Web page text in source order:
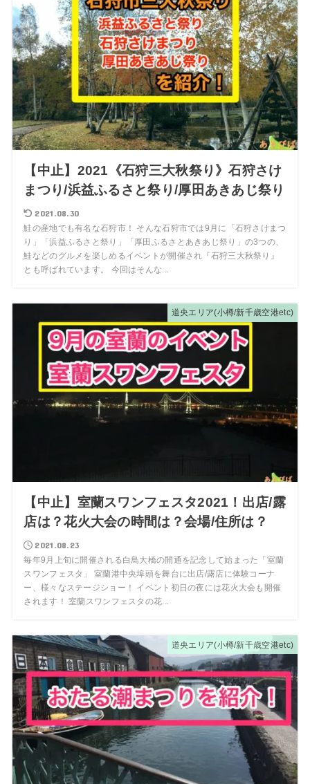
【中止】2021《石狩三大秋祭り》石狩さけ
まつり/浜益ふるさと祭り/厚田あきあじ祭り
2021.08.30
鮭の産地でも有名な石狩市！ そんな石狩市では9月に「石狩さけまつ
り」「浜益ふるさと祭り」「厚田ふるさとあきあじ祭り」の3つの、
鮭などのグルメを楽しめるイベントが開催され『石狩三大秋祭り』
とも呼ばれています。 今回はそんな...
道央エリア(小樽/新千歳空港etc)
【中止】室蘭スワンフェスタ2021！出店/露
店は？花火大会の時間は？会場/住所は？
2021.08.23
毎年9月上旬に開催される白鳥大橋の開通を記念して始まった「室蘭
スワンフェスタ」 室蘭港中央埠頭を舞台に出店/露店に体験コーナ
ー、様々なステージショー！ イベント初日の夜には花火大会も開催
されます！ 室蘭スワンフェスタの花...
道央エリア(小樽/新千歳空港etc)